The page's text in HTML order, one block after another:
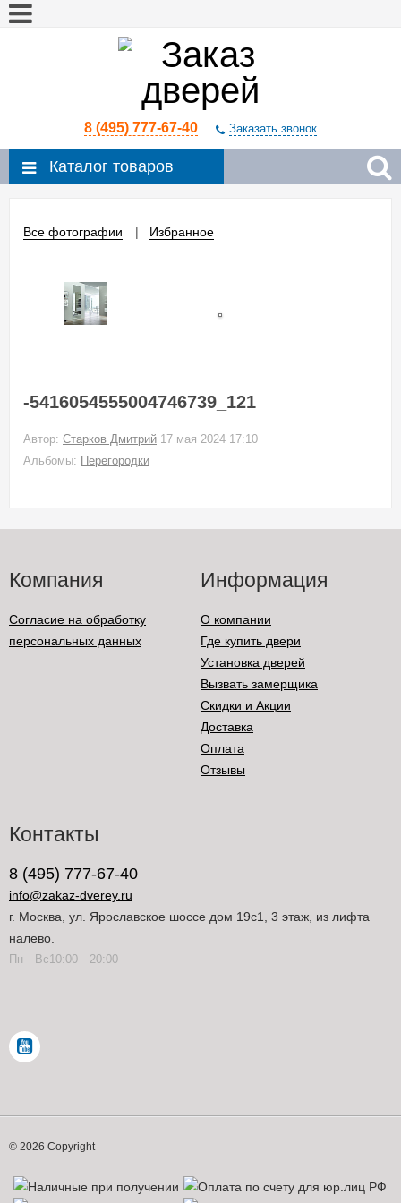
8 (495) 777-67-40 Заказать звонок
Каталог товаров
Все фотографии Избранное
-5416054555004746739_121
Автор: Старков Дмитрий 17 мая 2024 17:10
Альбомы:
Перегородки
Компания
Согласие на обработку
персональных данных
Информация
О компании
Где купить двери
Установка дверей
Вызвать замерщика
Скидки и Акции
Доставка
Оплата
Отзывы
Контакты
8 (495) 777-67-40
info@zakaz-dverey.ru
г. Москва, ул. Ярославское шоссе дом 19с1, 3 этаж, из лифта
налево.
Пн—Вс10:00—20:00
© 2026 Copyright